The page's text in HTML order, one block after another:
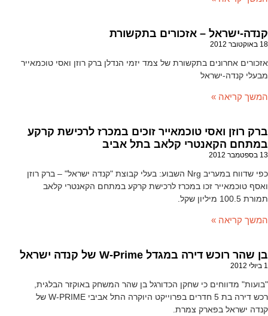
קנדה-ישראל – אזכורים בתקשורת
18 באוקטובר 2012
אזכורים אחרונים בתקשורת של צמד יזמי הנדלן ברק רוזן ואסי טוכמאייר
מבעלי קנדה-ישראל
המשך קריאה »
ברק רוזן ואסי טוכמאייר זוכים במכרז לרכישת קרקע
במתחם הקאנטרי קלאב בתל אביב
13 בספטמבר 2012
כפי שדווח במעריב Nrg השבוע: בעלי קבוצת "קנדה ישראל" – ברק רוזן
ואסף טוכמאייר זכו במכרז לרכישת קרקע במתחם הקאנטרי קלאב
תמורת 100.5 מיליון שקל.
המשך קריאה »
בן שהר רוכש דירה במגדל W-Prime של קנדה ישראל
1 ביולי 2012
"בועות" מדווחים כי שחקן הכדורגל בן שהר המשחק באוקזר הבלגית,
רכש דירה בת 5 חדרים בפרוייקט היוקרה התל אביבי W-PRIME של
קנדה ישראל בפארק צמרת.